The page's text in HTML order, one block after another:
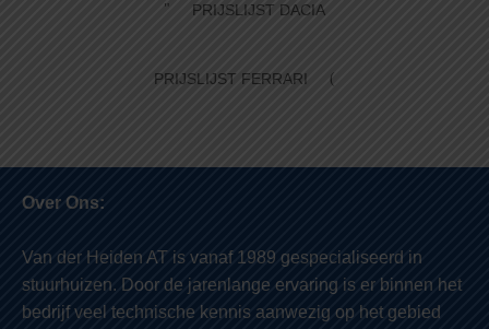
PRIJSLIJST DACIA
PRIJSLIJST FERRARI
Over Ons:
Van der Heiden AT is vanaf 1989 gespecialiseerd in
stuurhuizen. Door de jarenlange ervaring is er binnen het
bedrijf veel technische kennis aanwezig op het gebied